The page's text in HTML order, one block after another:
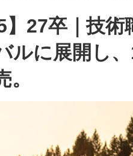
】27卒｜技
ルに展開し